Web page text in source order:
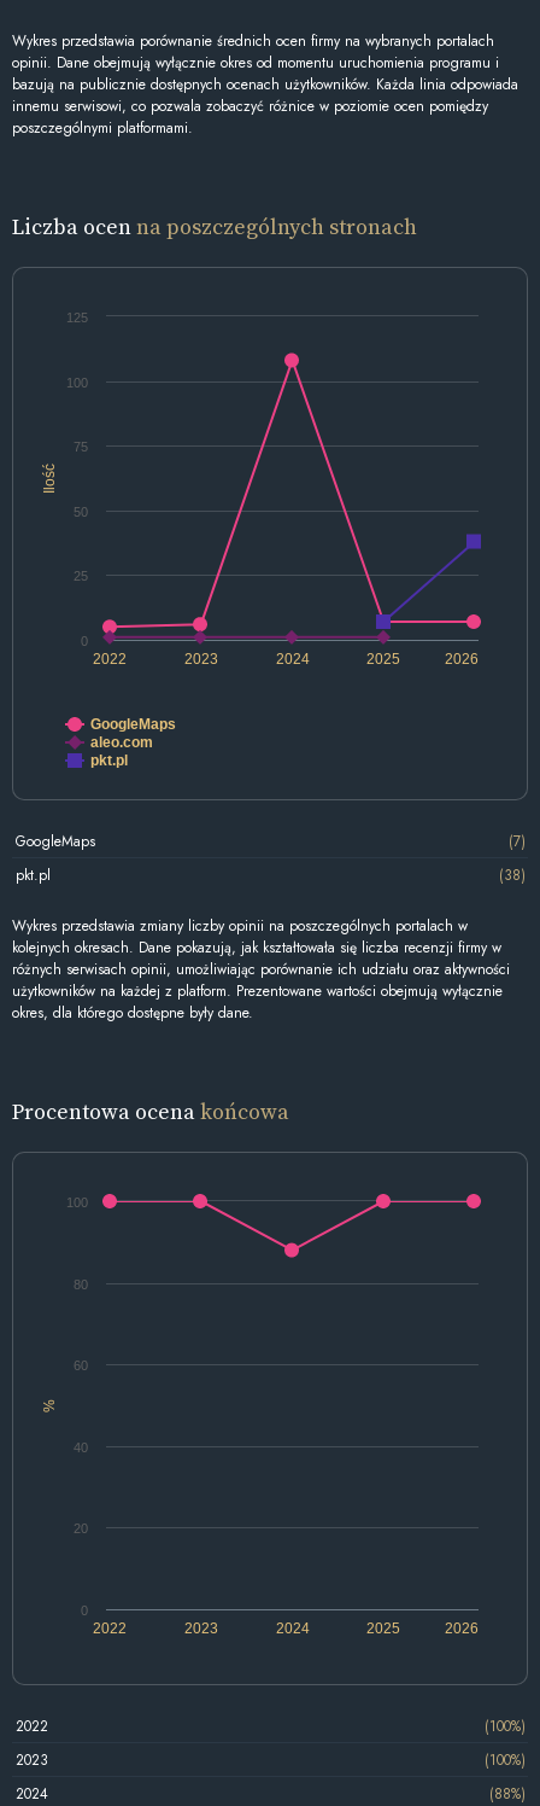
Wykres przedstawia porównanie średnich ocen firmy na wybranych portalach
opinii. Dane obejmują wyłącznie okres od momentu uruchomienia programu i
bazują na publicznie dostępnych ocenach użytkowników. Każda linia odpowiada
innemu serwisowi, co pozwala zobaczyć różnice w poziomie ocen pomiędzy
poszczególnymi platformami.
Liczba ocenna poszczególnych stronach
Ilość
2022 2024 2026
2023 2025
0
25
50
75
100
125
GoogleMaps
aleo.com
pkt.pl
GoogleMaps
(7)
pkt.pl
(38)
Wykres przedstawia zmiany liczby opinii na poszczególnych portalach w
kolejnych okresach. Dane pokazują, jak kształtowała się liczba recenzji firmy w
różnych serwisach opinii, umożliwiając porównanie ich udziału oraz aktywności
użytkowników na każdej z platform. Prezentowane wartości obejmują wyłącznie
okres, dla którego dostępne były dane.
Procentowa ocenakońcowa
%
2022 2024 2026
2023 2025
0
20
40
60
80
100
2022
(100%)
2023
(100%)
2024
(88%)